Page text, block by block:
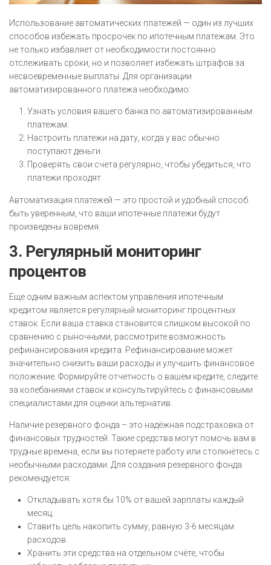
Использование автоматических платежей — один из лучших
способов избежать просрочек по ипотечным платежам. Это
не только избавляет от необходимости постоянно
отслеживать сроки, но и позволяет избежать штрафов за
несвоевременные выплаты. Для организации
автоматизированного платежа необходимо:
Узнать условия вашего банка по автоматизированным
платежам.
Настроить платежи на дату, когда у вас обычно
поступают деньги.
Проверять свои счета регулярно, чтобы убедиться, что
платежи проходят.
Автоматизация платежей — это простой и удобный способ
быть уверенным, что ваши ипотечные платежи будут
произведены вовремя.
3. Регулярный мониторинг
процентов
Еще одним важным аспектом управления ипотечным
кредитом является регулярный мониторинг процентных
ставок. Если ваша ставка становится слишком высокой по
сравнению с рыночными, рассмотрите возможность
рефинансирования кредита. Рефинансирование может
значительно снизить ваши расходы и улучшить финансовое
положение. Формируйте отчетность о вашем кредите, следите
за колебаниями ставок и консультируйтесь с финансовыми
специалистами для оценки альтернатив.
Наличие резервного фонда – это надёжная подстраховка от
финансовых трудностей. Такие средства могут помочь вам в
трудные времена, если вы потеряете работу или столкнётесь с
необычными расходами. Для создания резервного фонда
рекомендуется:
Откладывать хотя бы 10% от вашей зарплаты каждый
месяц.
Ставить цель накопить сумму, равную 3-6 месяцам
расходов.
Хранить эти средства на отдельном счёте, чтобы